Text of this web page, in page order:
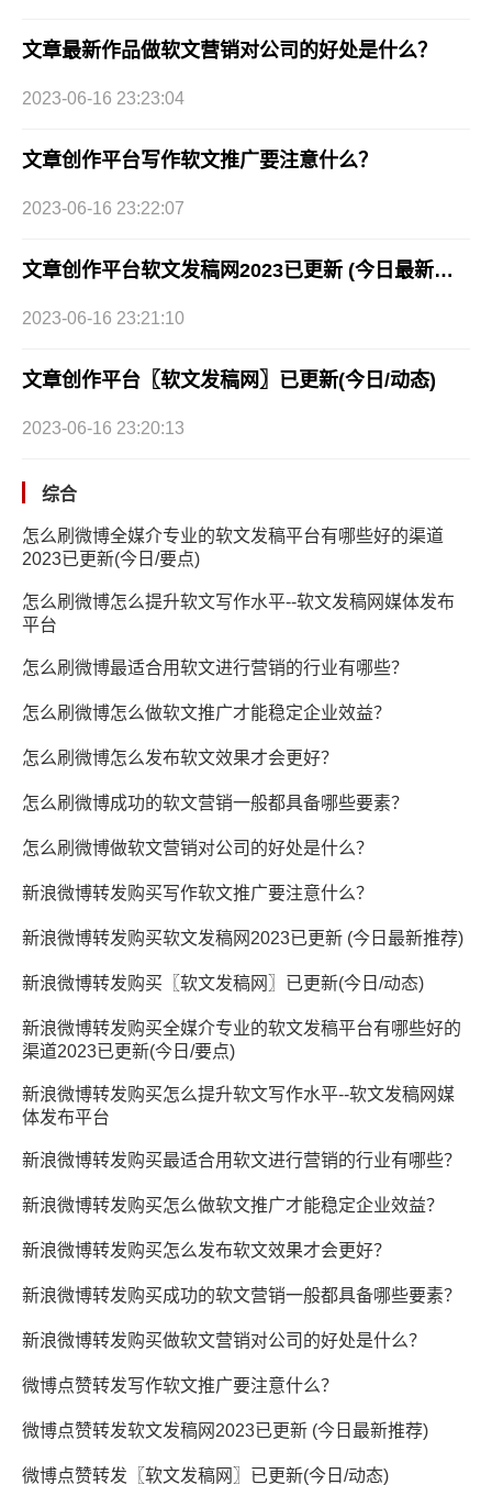
文章最新作品做软文营销对公司的好处是什么？
2023-06-16 23:23:04
文章创作平台写作软文推广要注意什么？
2023-06-16 23:22:07
文章创作平台软文发稿网2023已更新 (今日最新推荐)
2023-06-16 23:21:10
文章创作平台〖软文发稿网〗已更新(今日/动态)
2023-06-16 23:20:13
综合
怎么刷微博全媒介专业的软文发稿平台有哪些好的渠道
2023已更新(今日/要点)
怎么刷微博怎么提升软文写作水平--软文发稿网媒体发布
平台
怎么刷微博最适合用软文进行营销的行业有哪些？
怎么刷微博怎么做软文推广才能稳定企业效益？
怎么刷微博怎么发布软文效果才会更好？
怎么刷微博成功的软文营销一般都具备哪些要素？
怎么刷微博做软文营销对公司的好处是什么？
新浪微博转发购买写作软文推广要注意什么？
新浪微博转发购买软文发稿网2023已更新 (今日最新推荐)
新浪微博转发购买〖软文发稿网〗已更新(今日/动态)
新浪微博转发购买全媒介专业的软文发稿平台有哪些好的
渠道2023已更新(今日/要点)
新浪微博转发购买怎么提升软文写作水平--软文发稿网媒
体发布平台
新浪微博转发购买最适合用软文进行营销的行业有哪些？
新浪微博转发购买怎么做软文推广才能稳定企业效益？
新浪微博转发购买怎么发布软文效果才会更好？
新浪微博转发购买成功的软文营销一般都具备哪些要素？
新浪微博转发购买做软文营销对公司的好处是什么？
微博点赞转发写作软文推广要注意什么？
微博点赞转发软文发稿网2023已更新 (今日最新推荐)
微博点赞转发〖软文发稿网〗已更新(今日/动态)